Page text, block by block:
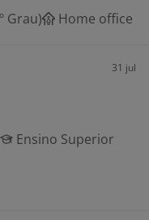
Grau) Home office
31 jul
Ensino Superior